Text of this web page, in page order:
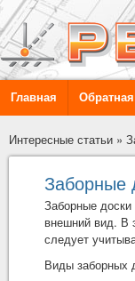
Главная
Интересные статьи »
Заборные
Заборные доски
внешний вид. В
следует
Виды заборных